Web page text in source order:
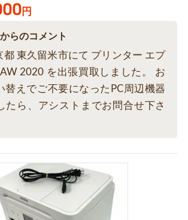
円
らのコメント
都 東久留米市にて プリンター エプ
2020 を出張買取しました。 お
替えでご不要になったPC周辺機器
たら、アシストまでお問合せ下さ